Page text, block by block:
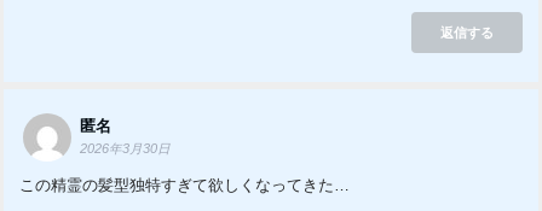
返信する
匿名
2026年3月30日
この精霊の髪型独特すぎて欲しくなってきた…